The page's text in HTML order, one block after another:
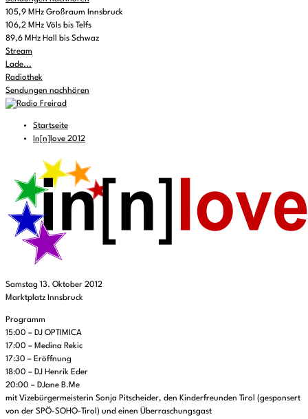
105,9 MHz Großraum Innsbruck
106,2 MHz Völs bis Telfs
89,6 MHz Hall bis Schwaz
Stream
Lade...
Radiothek
Sendungen nachhören
Startseite
In[n]love 2012
Samstag 13. Oktober 2012
Marktplatz Innsbruck
Programm
15:00 – DJ OPTIMICA
17:00 – Medina Rekic
17:30 – Eröffnung
18:00 – DJ Henrik Eder
20:00 – DJane B.Me
mit Vizebürgermeisterin Sonja Pitscheider, den Kinderfreunden Tirol (gesponsert
von der SPÖ-SOHO-Tirol) und einen Überraschungsgast